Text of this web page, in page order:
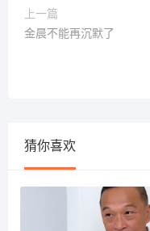
上一篇
金晨不能再沉默了
猜你喜欢